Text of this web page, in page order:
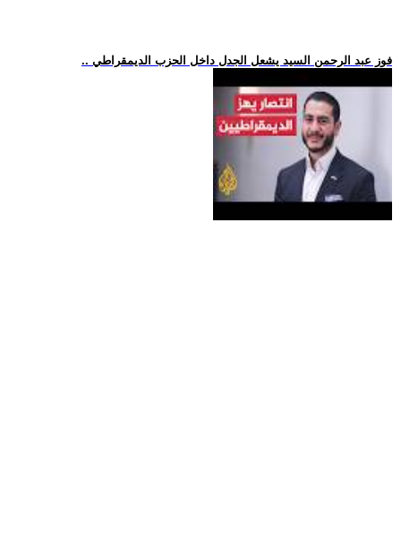
.. فوز عبد الرحمن السيد يشعل الجدل داخل الحزب الديمقراطي